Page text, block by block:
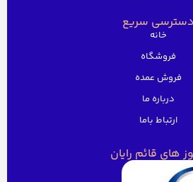
دسترسی سریع
خانه
فروشگاه
فروش عمده
درباره ما
ارتباط باما
های قائم رایان